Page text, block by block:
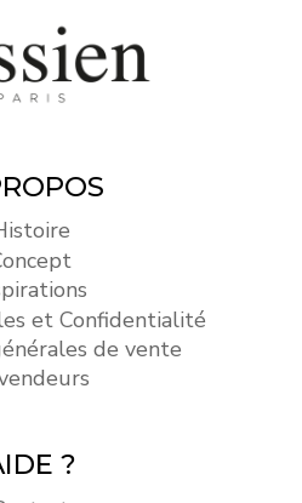
et Confidentialité
de vente
?